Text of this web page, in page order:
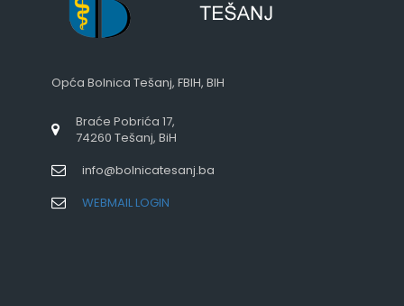
Opća Bolnica Tešanj, FBIH, BIH
Braće Pobrića 17,
74260 Tešanj, BiH
info@bolnicatesanj.ba
WEBMAIL LOGIN